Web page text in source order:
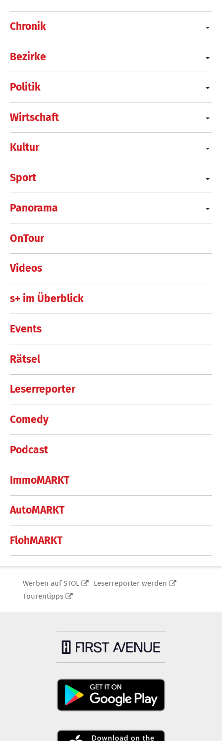
Chronik
Bezirke
Politik
Wirtschaft
Kultur
Sport
Panorama
OnTour
Videos
s+ im Überblick
Events
Rätsel
Leserreporter
Comedy
Podcast
ImmoMARKT
AutoMARKT
FlohMARKT
Werben auf STOL
Leserreporter werden
Tourentipps